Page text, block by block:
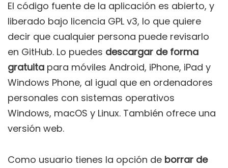
El código fuente de la aplicación es abierto, y
liberado bajo licencia GPL v3, lo que quiere
decir que cualquier persona puede revisarlo
en GitHub. Lo puedes descargar de forma
gratuita para móviles Android, iPhone, iPad y
Windows Phone, al igual que en ordenadores
personales con sistemas operativos
Windows, macOS y Linux. También ofrece una
versión web.
Como usuario tienes la opción de borrar de